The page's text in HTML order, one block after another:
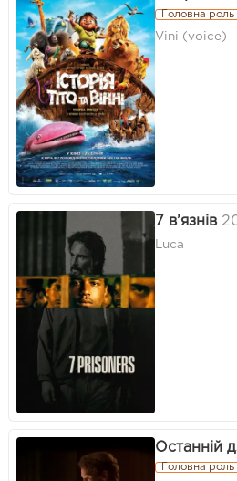
Головна роль
Vini (voice)
7 в’язнів
Luca
Останній
Головна роль